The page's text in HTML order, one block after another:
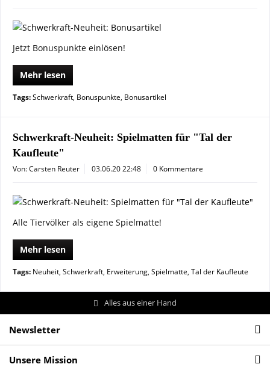
Jetzt Bonuspunkte einlösen!
Mehr lesen
Tags:Schwerkraft, Bonuspunkte, Bonusartikel
Schwerkraft-Neuheit: Spielmatten für "Tal der
Kaufleute"
Von: Carsten Reuter 03.06.20 22:48 0 Kommentare
Alle Tiervölker als eigene Spielmatte!
Mehr lesen
Tags: Neuheit, Schwerkraft, Erweiterung, Spielmatte, Tal der Kaufleute
Alles aus einer Hand
Newsletter
Unsere Mission